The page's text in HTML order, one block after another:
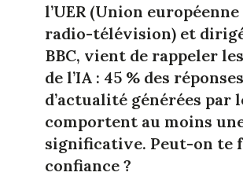
l’UER (Union européenne
radio-télévision) et
BBC, vient de rappeler
de l’IA : 45 % des réponses
d’actualité générées par
comportent au moins
significative. Peut-on te
confiance ?